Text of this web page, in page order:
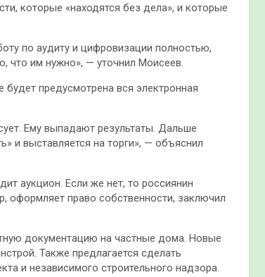
которые «находятся без дела», и которые
по аудиту и цифровизации полностью,
что им нужно», — уточнил Моисеев.
предусмотрена вся электронная
Ему выпадают результаты. Дальше
и выставляется на торги», — объяснил
аукцион. Если же нет, то россиянин
оформляет право собственности, заключил
документацию на частные дома. Новые
Также предлагается сделать
и независимого строительного надзора.